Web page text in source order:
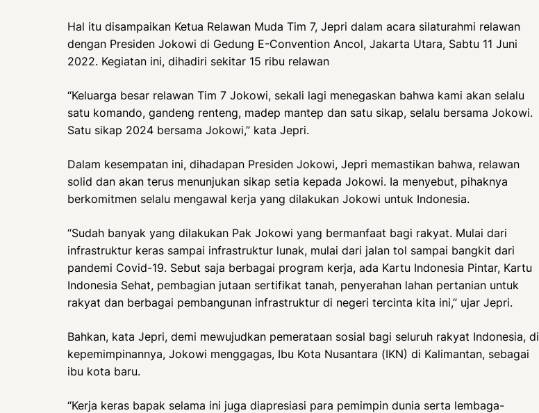
Hal itu disampaikan Ketua Relawan Muda Tim 7, Jepri dalam acara silaturahmi relawan
dengan Presiden Jokowi di Gedung E-Convention Ancol, Jakarta Utara, Sabtu 11 Juni
2022. Kegiatan ini, dihadiri sekitar 15 ribu relawan
“Keluarga besar relawan Tim 7 Jokowi, sekali lagi menegaskan bahwa kami akan selalu
satu komando, gandeng renteng, madep mantep dan satu sikap, selalu bersama Jokowi.
Satu sikap 2024 bersama Jokowi,” kata Jepri.
Dalam kesempatan ini, dihadapan Presiden Jokowi, Jepri memastikan bahwa, relawan
solid dan akan terus menunjukan sikap setia kepada Jokowi. Ia menyebut, pihaknya
berkomitmen selalu mengawal kerja yang dilakukan Jokowi untuk Indonesia.
“Sudah banyak yang dilakukan Pak Jokowi yang bermanfaat bagi rakyat. Mulai dari
infrastruktur keras sampai infrastruktur lunak, mulai dari jalan tol sampai bangkit dari
pandemi Covid-19. Sebut saja berbagai program kerja, ada Kartu Indonesia Pintar, Kartu
Indonesia Sehat, pembagian jutaan sertifikat tanah, penyerahan lahan pertanian untuk
rakyat dan berbagai pembangunan infrastruktur di negeri tercinta kita ini,” ujar Jepri.
Bahkan, kata Jepri, demi mewujudkan pemerataan sosial bagi seluruh rakyat Indonesia, di
kepemimpinannya, Jokowi menggagas, Ibu Kota Nusantara (IKN) di Kalimantan, sebagai
ibu kota baru.
“Kerja keras bapak selama ini juga diapresiasi para pemimpin dunia serta lembaga-